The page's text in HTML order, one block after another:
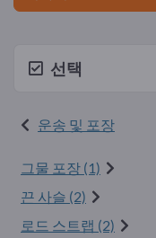
선택
운송 및 포장
그물 포장 (1)
끈 사슬 (2)
로드 스트랩 (2)